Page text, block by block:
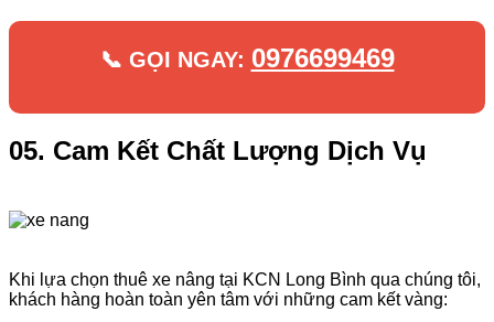
📞 GỌI NGAY: 0976699469
05. Cam Kết Chất Lượng Dịch Vụ
Khi lựa chọn thuê xe nâng tại KCN Long Bình qua chúng tôi,
khách hàng hoàn toàn yên tâm với những cam kết vàng: